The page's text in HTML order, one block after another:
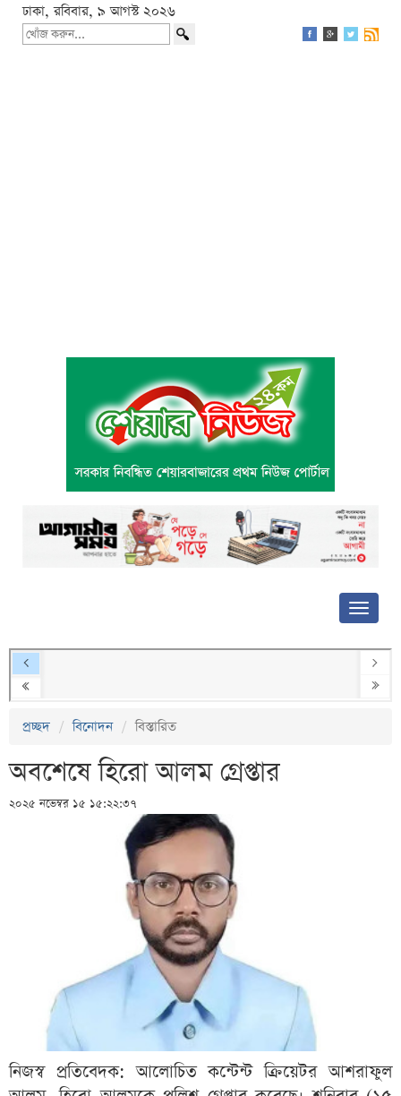
ঢাকা, রবিবার, ৯ আগস্ট ২০২৬
প্রচ্ছদ বিনোদন বিস্তারিত
অবশেষে হিরো আলম গ্রেপ্তার
২০২৫ নভেম্বর ১৫ ১৫:২২:৩৭
নিজস্ব প্রতিবেদক: আলোচিত কন্টেন্ট ক্রিয়েটর আশরাফুল